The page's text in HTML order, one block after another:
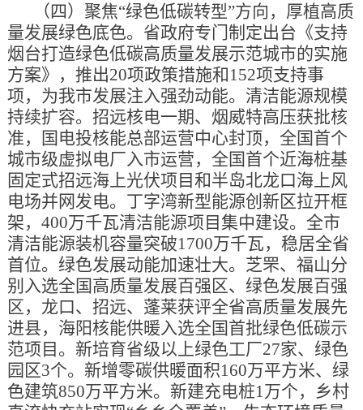
（四）聚焦“绿色低碳转型”方向，厚植高质
量发展绿色底色。省政府专门制定出台《支持
烟台打造绿色低碳高质量发展示范城市的实施
方案》，推出20项政策措施和152项支持事
项，为我市发展注入强劲动能。清洁能源规模
持续扩容。招远核电一期、烟威特高压获批核
准，国电投核能总部运营中心封顶，全国首个
城市级虚拟电厂入市运营，全国首个近海桩基
固定式招远海上光伏项目和半岛北龙口海上风
电场并网发电。丁字湾新型能源创新区拉开框
架，400万千瓦清洁能源项目集中建设。全市
清洁能源装机容量突破1700万千瓦，稳居全省
首位。绿色发展动能加速壮大。芝罘、福山分
别入选全国高质量发展百强区、绿色发展百强
区，龙口、招远、蓬莱获评全省高质量发展先
进县，海阳核能供暖入选全国首批绿色低碳示
范项目。新培育省级以上绿色工厂27家、绿色
园区3个。新增零碳供暖面积160万平方米、绿
色建筑850万平方米。新建充电桩1万个，乡村